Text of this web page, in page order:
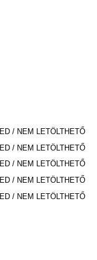
/ NEM LETÖLTHETŐ
/ NEM LETÖLTHETŐ
/ NEM LETÖLTHETŐ
/ NEM LETÖLTHETŐ
/ NEM LETÖLTHETŐ